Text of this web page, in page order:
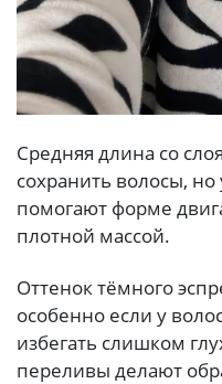
Средняя длина со
сохранить волосы,
помогают форме
плотной массой.
Оттенок тёмного
особенно если у
избегать слишком
переливы делают